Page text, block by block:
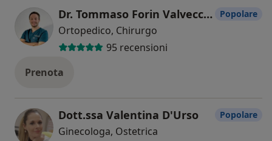
Dr. Tommaso Forin Valvecchi
Ortopedico, Chirurgo
95 recensioni
Popolare
Prenota
Dott.ssa Valentina D'Urso
Ginecologa, Ostetrica
Popolare